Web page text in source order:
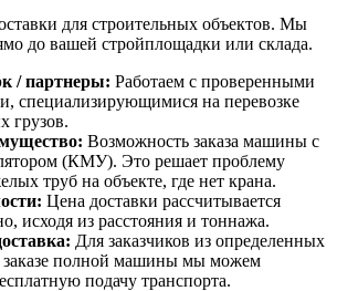
для строительных объектов. Мы
до вашей стройплощадки или склада.
/ партнеры: Работаем с проверенными
специализирующимися на перевозке
грузов.
Возможность заказа машины с
(КМУ). Это решает проблему
труб на объекте, где нет крана.
Цена доставки рассчитывается
исходя из расстояния и тоннажа.
Для заказчиков из определенных
заказе полной машины мы можем
подачу транспорта.